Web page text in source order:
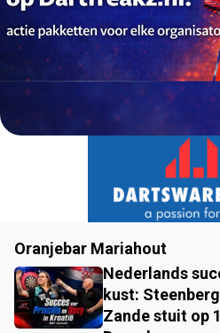
Oranjebar Mariahout
Nederlands
kust:
Zande stuit op